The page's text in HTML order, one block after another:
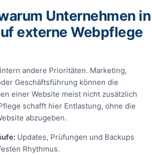
Unternehmen in
externe Webpflege
andere Prioritäten. Marketing,
Geschäftsführung können die
einer Website meist nicht zusätzlich
schafft hier Entlastung, ohne die
abzugeben.
Updates, Prüfungen und Backups
Rhythmus.